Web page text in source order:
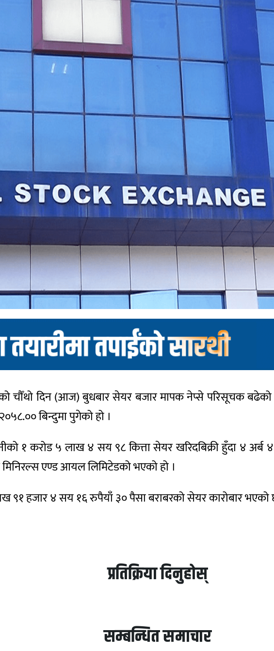
चौँथो दिन (आज) बुधबार सेयर बजार मापक नेप्से परिसूचक
बिन्दुमा पुगेको हो ।
१ करोड ५ लाख ४ सय ९८ कित्ता सेयर खरिदबिक्री हुँदा ४
मिनिरल्स एण्ड आयल लिमिटेडको भएको हो ।
९१ हजार ४ सय १६ रुपैयाँ ३० पैसा बराबरको सेयर कारोबार
प्रतिक्रिया दिनुहोस्
सम्बन्धित समाचार